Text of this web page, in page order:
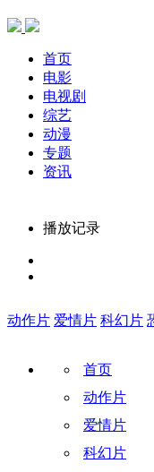
首页
电影
电视剧
综艺
动漫
专题
资讯
播放记录
动作片 爱情片 科幻片
首页
动作片
爱情片
科幻片